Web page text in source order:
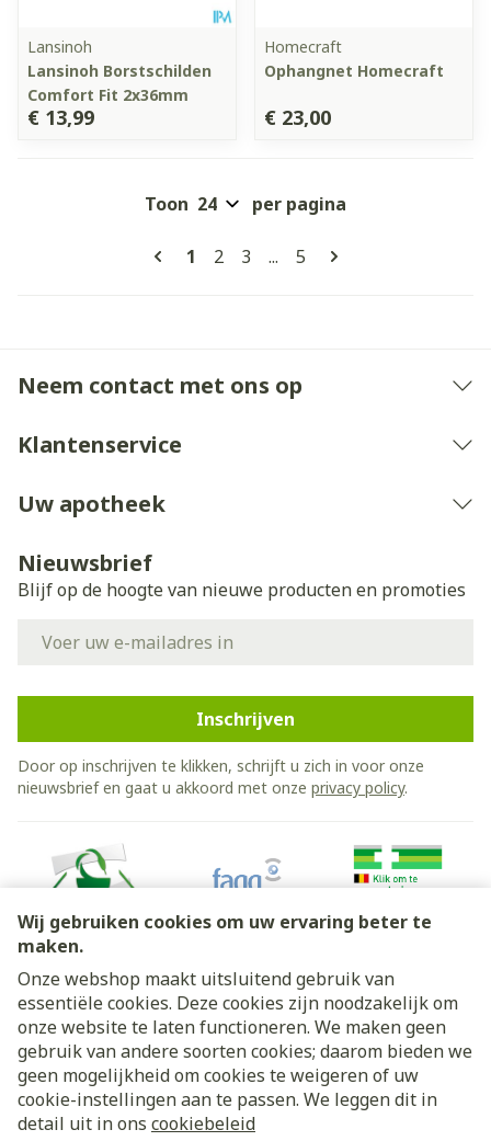
Wij gebruiken cookies om uw ervaring beter te
maken.
Onze webshop maakt uitsluitend gebruik van
essentiële cookies. Deze cookies zijn noodzakelijk om
onze website te laten functioneren. We maken geen
gebruik van andere soorten cookies; daarom bieden we
geen mogelijkheid om cookies te weigeren of uw
cookie-instellingen aan te passen. We leggen dit in
detail uit in ons cookiebeleid
Lansinoh
Lansinoh Borstschilden
Comfort Fit 2x36mm
€ 13,99
Homecraft
Ophangnet Homecraft
€ 23,00
Pagina's
U lees momenteel pagina
1 Pagina
2 Pagina
3 ... Pagina
5
Toon per pagina
Neem contact met ons op
Klantenservice
Uw apotheek
Nieuwsbrief
Blijf op de hoogte van nieuwe producten en promoties
Inschrijven
Door op inschrijven te klikken, schrijft u zich in voor onze
nieuwsbrief en gaat u akkoord met onze privacy policy.
Juridische links